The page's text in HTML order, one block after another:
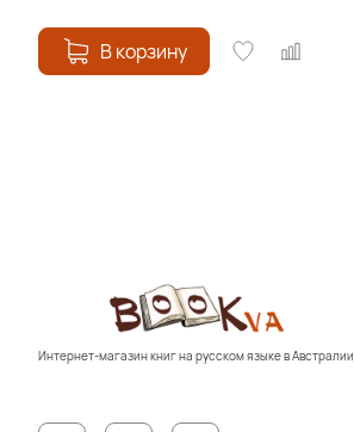
В корзину
Интернет-магазин книг на русском языке в Австралии